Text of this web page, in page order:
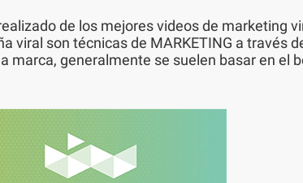
de los mejores videos de marketing
viral son técnicas de MARKETING a través
marca, generalmente se suelen basar en el